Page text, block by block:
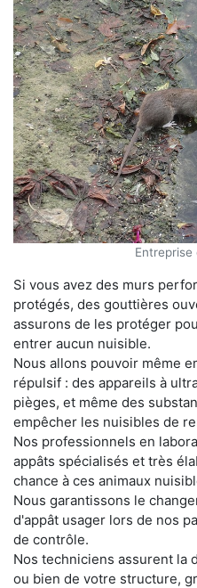
Entreprise
Si vous avez des murs
protégés, des gouttières
assurons de les protéger
entrer aucun nuisible.
Nous allons pouvoir même
répulsif : des appareils à
pièges, et même des
empêcher les nuisibles de
Nos professionnels en
appâts spécialisés et très
chance à ces animaux
Nous garantissons le
d'appât usager lors de nos
de contrôle.
Nos techniciens assurent la
ou bien de votre structure,